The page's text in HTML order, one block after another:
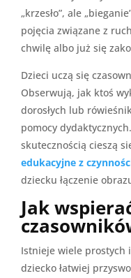
„krzesło”, ale
pojęcia związane z
chwilę albo już się
Dzieci uczą się
Obserwują, jak ktoś
dorosłych lub
pomocy
skutecznością cieszą
edukacyjne z
dziecku łączenie
Jak
Istnieje wiele prostych
dziecko łatwiej